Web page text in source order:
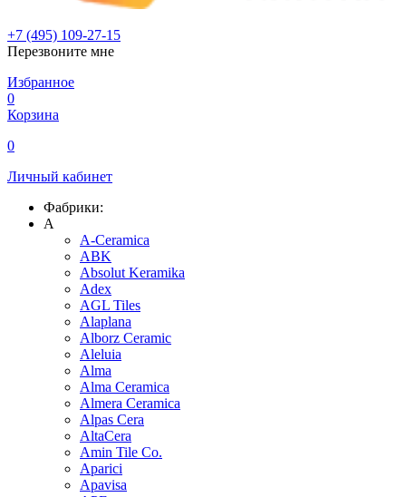
+7 (495) 109-27-15
Перезвоните мне
Избранное
0
Корзина
0
Личный кабинет
Фабрики:
A
A-Ceramica
ABK
Absolut Keramika
Adex
AGL Tiles
Alaplana
Alborz Ceramic
Aleluia
Alma
Alma Ceramica
Almera Ceramica
Alpas Cera
AltaCera
Amin Tile Co.
Aparici
Apavisa